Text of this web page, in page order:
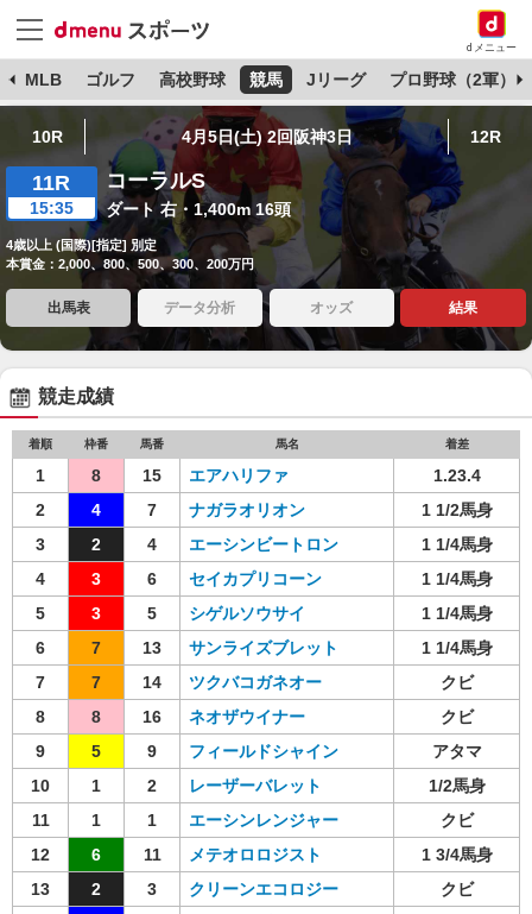
dメニュー
MLB ゴルフ 高校野球 競馬 Jリーグ プロ野球（2軍）
10R 4月5日(土) 2回阪神3日 12R
11R
15:35
コーラルS
ダート 右・1,400m 16頭
4歳以上 (国際)[指定] 別定
本賞金：2,000、800、500、300、200万円
出馬表 データ分析 オッズ 結果
競走成績
着順 枠番 馬番 馬名 着差
1 8 15 エアハリファ
1.23.4
2
4 7 ナガラオリオン
1 1/2馬身
3
2 4 エーシンビートロン
1 1/4馬身
4
3 6 セイカプリコーン
1 1/4馬身
5
3 5 シゲルソウサイ
1 1/4馬身
6
7 13 サンライズブレット
1 1/4馬身
7
7 14 ツクバコガネオー
クビ
8
8 16 ネオザウイナー
クビ
9
5 9 フィールドシャイン
アタマ
10
1 2 レーザーバレット
1/2馬身
11
1 1 エーシンレンジャー
クビ
12
6 11 メテオロロジスト
1 3/4馬身
13
2 3 クリーンエコロジー
クビ